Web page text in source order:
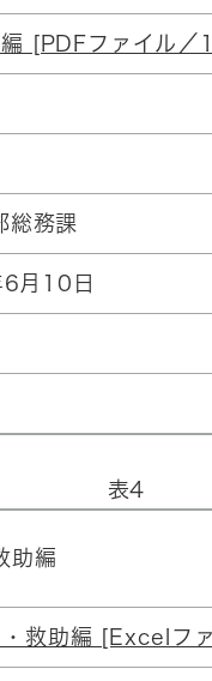
[PDFファイル／
総務課
月10日
表4
助編
・救助編 [Excelフ